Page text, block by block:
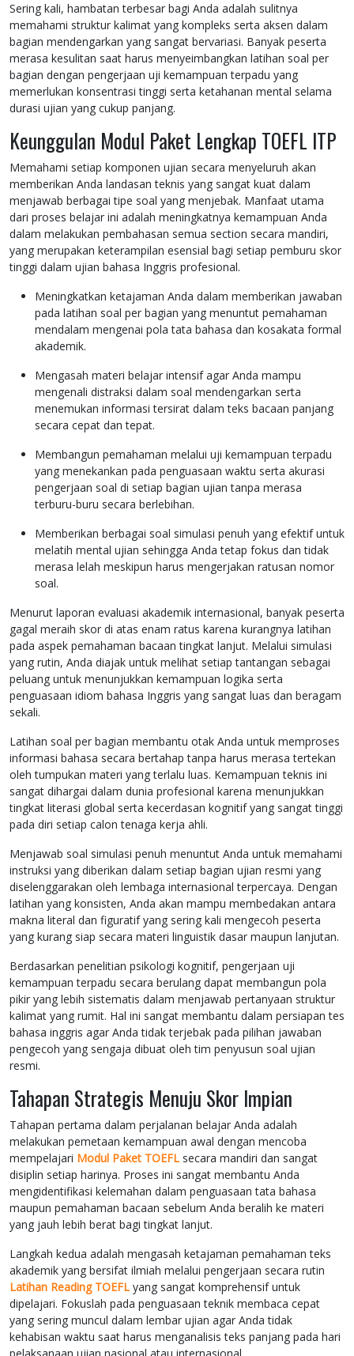
Sering kali, hambatan terbesar bagi Anda adalah sulitnya
memahami struktur kalimat yang kompleks serta aksen dalam
bagian mendengarkan yang sangat bervariasi. Banyak peserta
merasa kesulitan saat harus menyeimbangkan latihan soal per
bagian dengan pengerjaan uji kemampuan terpadu yang
memerlukan konsentrasi tinggi serta ketahanan mental selama
durasi ujian yang cukup panjang.
Keunggulan Modul Paket Lengkap TOEFL ITP
Memahami setiap komponen ujian secara menyeluruh akan
memberikan Anda landasan teknis yang sangat kuat dalam
menjawab berbagai tipe soal yang menjebak. Manfaat utama
dari proses belajar ini adalah meningkatnya kemampuan Anda
dalam melakukan pembahasan semua section secara mandiri,
yang merupakan keterampilan esensial bagi setiap pemburu skor
tinggi dalam ujian bahasa Inggris profesional.
Meningkatkan ketajaman Anda dalam memberikan jawaban
pada latihan soal per bagian yang menuntut pemahaman
mendalam mengenai pola tata bahasa dan kosakata formal
akademik.
Mengasah materi belajar intensif agar Anda mampu
mengenali distraksi dalam soal mendengarkan serta
menemukan informasi tersirat dalam teks bacaan panjang
secara cepat dan tepat.
Membangun pemahaman melalui uji kemampuan terpadu
yang menekankan pada penguasaan waktu serta akurasi
pengerjaan soal di setiap bagian ujian tanpa merasa
terburu-buru secara berlebihan.
Memberikan berbagai soal simulasi penuh yang efektif untuk
melatih mental ujian sehingga Anda tetap fokus dan tidak
merasa lelah meskipun harus mengerjakan ratusan nomor
soal.
Menurut laporan evaluasi akademik internasional, banyak peserta
gagal meraih skor di atas enam ratus karena kurangnya latihan
pada aspek pemahaman bacaan tingkat lanjut. Melalui simulasi
yang rutin, Anda diajak untuk melihat setiap tantangan sebagai
peluang untuk menunjukkan kemampuan logika serta
penguasaan idiom bahasa Inggris yang sangat luas dan beragam
sekali.
Latihan soal per bagian membantu otak Anda untuk memproses
informasi bahasa secara bertahap tanpa harus merasa tertekan
oleh tumpukan materi yang terlalu luas. Kemampuan teknis ini
sangat dihargai dalam dunia profesional karena menunjukkan
tingkat literasi global serta kecerdasan kognitif yang sangat tinggi
pada diri setiap calon tenaga kerja ahli.
Menjawab soal simulasi penuh menuntut Anda untuk memahami
instruksi yang diberikan dalam setiap bagian ujian resmi yang
diselenggarakan oleh lembaga internasional terpercaya. Dengan
latihan yang konsisten, Anda akan mampu membedakan antara
makna literal dan figuratif yang sering kali mengecoh peserta
yang kurang siap secara materi linguistik dasar maupun lanjutan.
Berdasarkan penelitian psikologi kognitif, pengerjaan uji
kemampuan terpadu secara berulang dapat membangun pola
pikir yang lebih sistematis dalam menjawab pertanyaan struktur
kalimat yang rumit. Hal ini sangat membantu dalam persiapan tes
bahasa inggris agar Anda tidak terjebak pada pilihan jawaban
pengecoh yang sengaja dibuat oleh tim penyusun soal ujian
resmi.
Tahapan Strategis Menuju Skor Impian
Tahapan pertama dalam perjalanan belajar Anda adalah
melakukan pemetaan kemampuan awal dengan mencoba
mempelajari Modul Paket TOEFL secara mandiri dan sangat
disiplin setiap harinya. Proses ini sangat membantu Anda
mengidentifikasi kelemahan dalam penguasaan tata bahasa
maupun pemahaman bacaan sebelum Anda beralih ke materi
yang jauh lebih berat bagi tingkat lanjut.
Langkah kedua adalah mengasah ketajaman pemahaman teks
akademik yang bersifat ilmiah melalui pengerjaan secara rutin
Latihan Reading TOEFL yang sangat komprehensif untuk
dipelajari. Fokuslah pada penguasaan teknik membaca cepat
yang sering muncul dalam lembar ujian agar Anda tidak
kehabisan waktu saat harus menganalisis teks panjang pada hari